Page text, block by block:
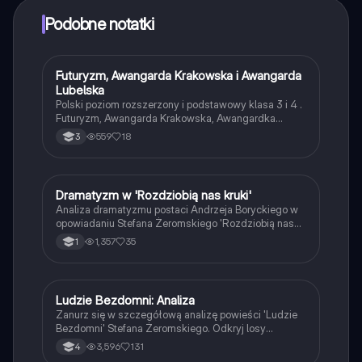
które również możesz otrzymać za darmo. Dodatkowo
oferujemy usługę Knowunity Premium, która pozwala
Podobne notatki
Język polski
Futuryzm, Awangarda Krakowska i Awangarda
Lubelska
Polski poziom rozszerzony i podstawowy klasa 3 i 4 .
Futuryzm, Awangarda Krakowska, Awangardka
Lubelska, Bruno Jasieńki Tadeusz Peiper Józef
Czechowicz
3 559 18
Język polski
Dramatyzm w 'Rozdziobią nas kruki'
Analiza dramatyzmu postaci Andrzeja Boryckiego w
opowiadaniu Stefana Żeromskiego 'Rozdziobią nas
kruki i wrony'. Zawiera omówienie konfliktu między
chłopami a inteligencją oraz ich rolę w Powstaniu
1 1,357 35
Język polski
Ludzie Bezdomni: Analiza
Zanurz się w szczegółową analizę powieści 'Ludzie
Bezdomni' Stefana Żeromskiego. Odkryj losy
Tomasza Judyma, jego walkę z biedą oraz złożone
relacje międzyludzkie. Notatka obejmuje kluczowe
4 3,596 131